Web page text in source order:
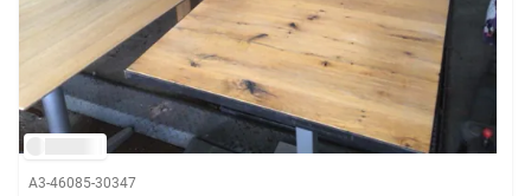
A3-46085-30347